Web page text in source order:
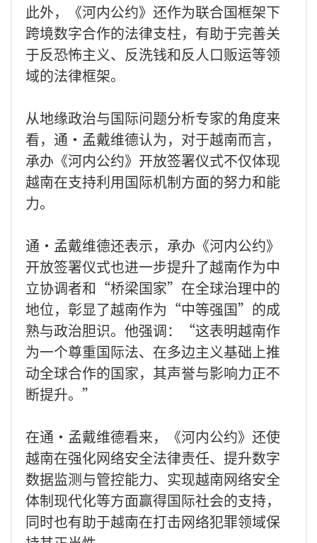
此外，《河内公约》还作为联合国框架下
跨境数字合作的法律支柱，有助于完善关
于反恐怖主义、反洗钱和反人口贩运等领
域的法律框架。
从地缘政治与国际问题分析专家的角度来
看，通·孟戴维德认为，对于越南而言，
承办《河内公约》开放签署仪式不仅体现
越南在支持利用国际机制方面的努力和能
力。
通·孟戴维德还表示，承办《河内公约》
开放签署仪式也进一步提升了越南作为中
立协调者和“桥梁国家”在全球治理中的
地位，彰显了越南作为“中等强国”的成
熟与政治胆识。他强调：“这表明越南作
为一个尊重国际法、在多边主义基础上推
动全球合作的国家，其声誉与影响力正不
断提升。”
在通·孟戴维德看来，《河内公约》还使
越南在强化网络安全法律责任、提升数字
数据监测与管控能力、实现越南网络安全
体制现代化等方面赢得国际社会的支持，
同时也有助于越南在打击网络犯罪领域保